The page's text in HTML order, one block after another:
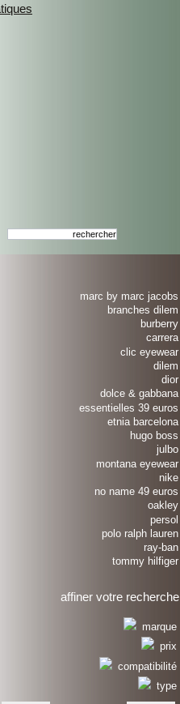
marc by marc jacobs
branches dilem
burberry
carrera
clic eyewear
dilem
dior
dolce & gabbana
essentielles 39 euros
etnia barcelona
hugo boss
julbo
montana eyewear
nike
no name 49 euros
oakley
persol
polo ralph lauren
ray-ban
tommy hilfiger
affiner votre recherche
marque
prix
compatibilité
type